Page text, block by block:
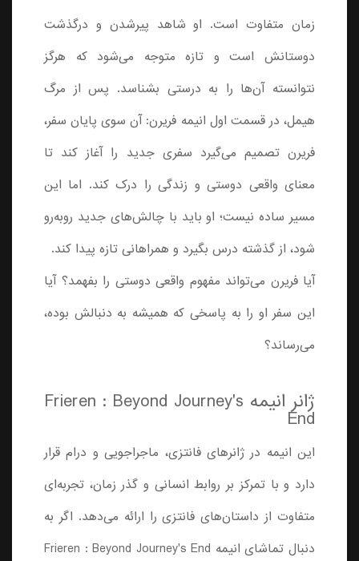
زمان متفاوت است. او شاهد پیرشدن و درگذشت
دوستانش است و تازه متوجه می‌شود که هرگز
نتوانسته آن‌ها را به درستی بشناسد. پس از مرگ
هیمل، در قسمت اول انیمه فریرن: آن سوی پایان سفر،
فریرن تصمیم می‌گیرد سفری جدید را آغاز کند تا
معنای واقعی دوستی و زندگی را درک کند. اما این
مسیر ساده نیست؛ او باید با چالش‌های جدید روبه‌رو
شود، از گذشته درس بگیرد و همراهانی تازه پیدا کند.
آیا فریرن می‌تواند مفهوم واقعی دوستی را بفهمد؟ آیا
این سفر او را به پاسخی که همیشه به دنبالش بوده،
می‌رساند؟
ژانر انیمه Frieren : Beyond Journey's
End
این انیمه در ژانرهای فانتزی، ماجراجویی و درام قرار
دارد و با تمرکز بر روابط انسانی و گذر زمان، تجربه‌ای
متفاوت از داستان‌های فانتزی را ارائه می‌دهد. اگر به
دنبال تماشای انیمه Frieren : Beyond Journey's End